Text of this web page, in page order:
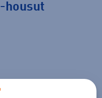
-housut